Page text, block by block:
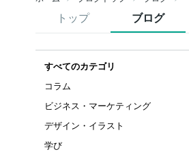
トップ ブログ
すべてのカテゴリ
コラム
ビジネス・マーケティング
デザイン・イラスト
学び